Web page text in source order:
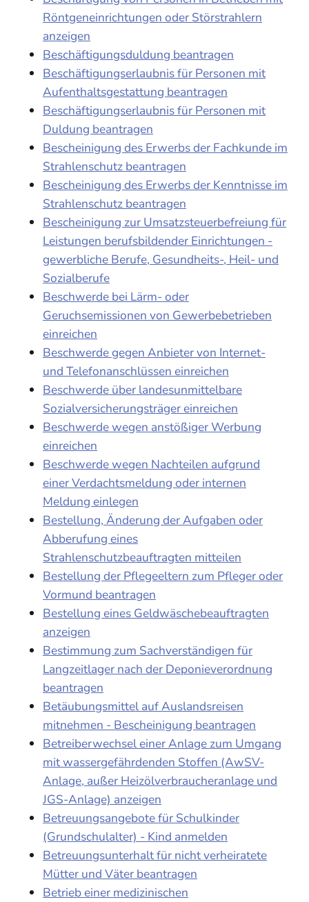
Röntgeneinrichtungen oder Störstrahlern
anzeigen
Beschäftigungsduldung beantragen
Beschäftigungserlaubnis für Personen mit
Aufenthaltsgestattung beantragen
Beschäftigungserlaubnis für Personen mit
Duldung beantragen
Bescheinigung des Erwerbs der Fachkunde im
Strahlenschutz beantragen
Bescheinigung des Erwerbs der Kenntnisse im
Strahlenschutz beantragen
Bescheinigung zur Umsatzsteuerbefreiung für
Leistungen berufsbildender Einrichtungen -
gewerbliche Berufe, Gesundheits-, Heil- und
Sozialberufe
Beschwerde bei Lärm- oder
Geruchsemissionen von Gewerbebetrieben
einreichen
Beschwerde gegen Anbieter von Internet-
und Telefonanschlüssen einreichen
Beschwerde über landesunmittelbare
Sozialversicherungsträger einreichen
Beschwerde wegen anstößiger Werbung
einreichen
Beschwerde wegen Nachteilen aufgrund
einer Verdachtsmeldung oder internen
Meldung einlegen
Bestellung, Änderung der Aufgaben oder
Abberufung eines
Strahlenschutzbeauftragten mitteilen
Bestellung der Pflegeeltern zum Pfleger oder
Vormund beantragen
Bestellung eines Geldwäschebeauftragten
anzeigen
Bestimmung zum Sachverständigen für
Langzeitlager nach der Deponieverordnung
beantragen
Betäubungsmittel auf Auslandsreisen
mitnehmen - Bescheinigung beantragen
Betreiberwechsel einer Anlage zum Umgang
mit wassergefährdenden Stoffen (AwSV-
Anlage, außer Heizölverbraucheranlage und
JGS-Anlage) anzeigen
Betreuungsangebote für Schulkinder
(Grundschulalter) - Kind anmelden
Betreuungsunterhalt für nicht verheiratete
Mütter und Väter beantragen
Betrieb einer medizinischen